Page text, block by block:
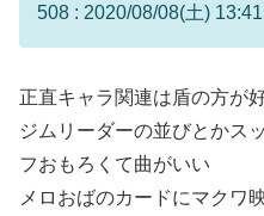
508 : 2020/08/08(土)
正直キャラ関連は盾の方が
ジムリーダーの並びとかス
フおもろくて曲がいい
メロおばのカードにマクワ